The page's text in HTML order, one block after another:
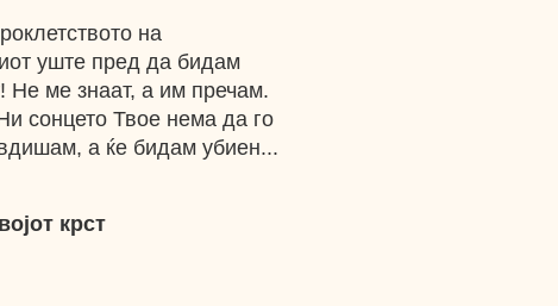
на
уште пред да бидам
Не ме знаат, а им пречам.
сонцето Твое нема да го
а ќе бидам убиен...
крст